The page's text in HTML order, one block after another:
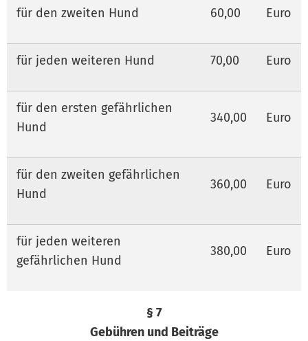
für den zweiten Hund 60,00 Euro
für jeden weiteren Hund 70,00 Euro
für den ersten gefährlichen
Hund
340,00 Euro
für den zweiten gefährlichen
Hund
360,00 Euro
für jeden weiteren
gefährlichen Hund
380,00 Euro
§ 7
Gebühren und Beiträge